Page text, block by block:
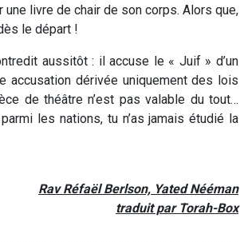
une livre de chair de son corps. Alors que,
le départ !
aussitôt : il accuse le « Juif » d’un
accusation dérivée uniquement des lois
de théâtre n’est pas valable du tout…
les nations, tu n’as jamais étudié la
Rav Réfaël Berlson, Yated Nééman
traduit par Torah-Box